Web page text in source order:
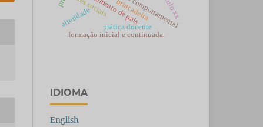
prática docente
formação inicial e continuada.
brincadeira
alteridade
IDIOMA
English